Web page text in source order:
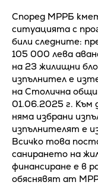
Според МРРБ
ситуацията с
били следните:
105 000 лева
на 23 жилищни
изпълнител е
на Столична
01.06.2025 г. Към
няма избрани
изпълнителят е
Всичко това
санирането на
финансиране е в
обяснявят ат